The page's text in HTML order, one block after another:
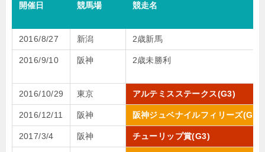
開催日 競馬場 競走名
2016/8/27 新潟 2歳新馬
2016/9/10 阪神 2歳未勝利
2016/10/29 東京 アルテミスステークス(G3)
2016/12/11 阪神 阪神ジュベナイルフィリーズ(G1)
2017/3/4 阪神 チューリップ賞(G3)